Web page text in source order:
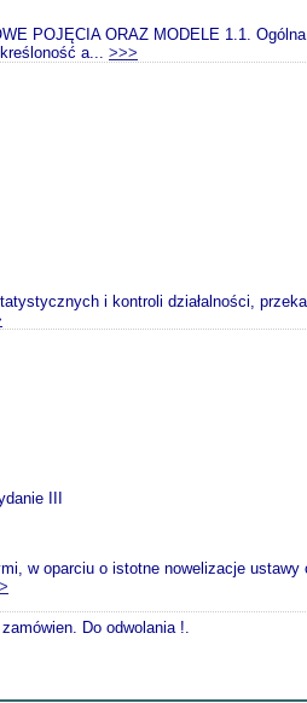
POJĘCIA ORAZ MODELE 1.1.
a... >>>
i kontroli działalności,
III
w oparciu o istotne nowelizacje ustawy
Do odwolania !.